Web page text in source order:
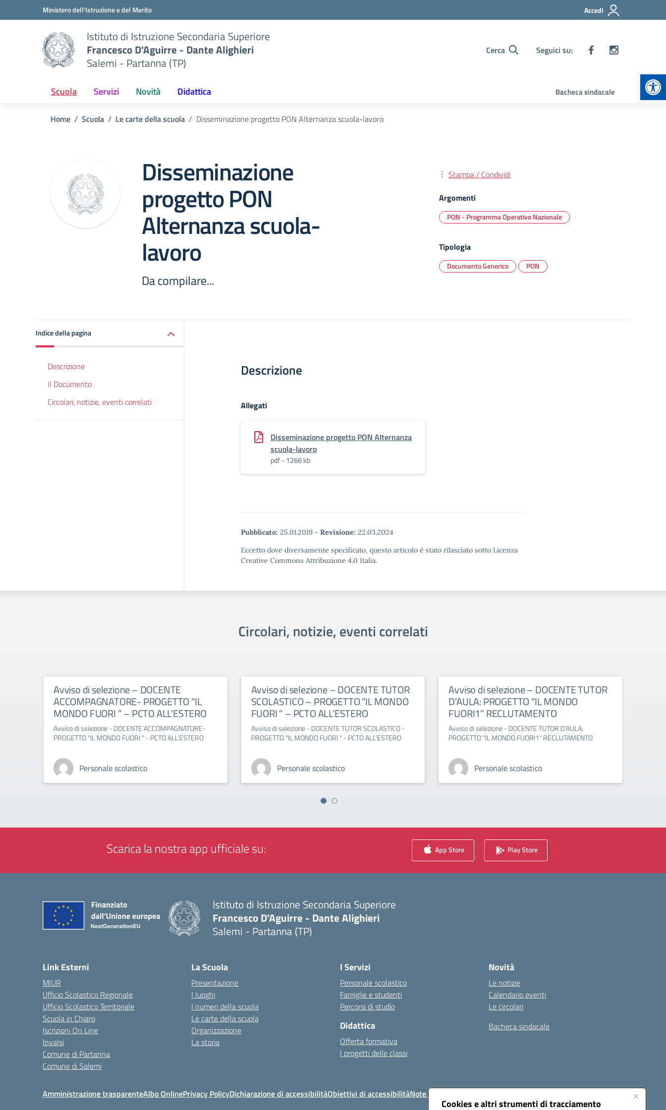
Cookies e altri strumenti di tracciamento
Vai ai contenuti
Vai al menu di navigazioneMinistero dell'Istruzione e del Merito Accedi
Istituto di Istruzione Secondaria Superiore
Francesco D'Aguirre - Dante Alighieri
Salemi - Partanna (TP)
Cerca Seguici su:
Scuola Servizi Novità Didattica Bacheca sindacale
Home Scuola Le carte della scuola Disseminazione progetto PON Alternanza scuola-lavoro
Disseminazione
progetto PON
Alternanza scuola-
lavoro
Da compilare...
Stampa / Condividi
Argomenti
PON - Programma Operativo Nazionale
Tipologia
Documento Generico PON
Indice della pagina
Descrizione
Il Documento
Circolari, notizie, eventi correlati
Descrizione
Allegati
Disseminazione progetto PON Alternanza
scuola-lavoro
pdf - 1266 kb
Pubblicato: 25.01.2019 - Revisione: 22.03.2024
Eccetto dove diversamente specificato, questo articolo è stato rilasciato sotto Licenza
Creative Commons Attribuzione 4.0 Italia.
Circolari, notizie, eventi correlati
Avviso di selezione – DOCENTE
ACCOMPAGNATORE- PROGETTO “IL
MONDO FUORI ” – PCTO ALL’ESTERO
Avviso di selezione - DOCENTE ACCOMPAGNATORE-
PROGETTO "IL MONDO FUORI " - PCTO ALL’ESTERO
Personale scolastico
Avviso di selezione – DOCENTE TUTOR
SCOLASTICO – PROGETTO “IL MONDO
FUORI ” – PCTO ALL’ESTERO
Avviso di selezione - DOCENTE TUTOR SCOLASTICO -
PROGETTO "IL MONDO FUORI " - PCTO ALL’ESTERO
Personale scolastico
Avviso di selezione – DOCENTE TUTOR
D’AULA: PROGETTO “IL MONDO
FUORI1” RECLUTAMENTO
Avviso di selezione - DOCENTE TUTOR D'AULA:
PROGETTO "IL MONDO FUORI1" RECLUTAMENTO
Personale scolastico
Scarica la nostra app ufficiale su: App Store Play Store
Istituto di Istruzione Secondaria Superiore
Francesco D'Aguirre - Dante Alighieri
Salemi - Partanna (TP)
Link Esterni
MIUR
Ufficio Scolastico Regionale
Ufficio Scolastico Territoriale
Scuola in Chiaro
Iscrizioni On Line
Invalsi
Comune di Partanna
Comune di Salemi
La Scuola
Presentazione
I luoghi
I numeri della scuola
Le carte della scuola
Organizzazione
La storia
I Servizi
Personale scolastico
Famiglie e studenti
Percorsi di studio
Didattica
Offerta formativa
I progetti delle classi
Novità
Le notizie
Calendario eventi
Le circolari
Bacheca sindacale
Amministrazione trasparenteAlbo OnlinePrivacy PolicyDichiarazione di accessibilitàObiettivi di accessibilitàNote legali Seguici su: